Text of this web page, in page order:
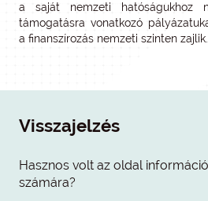
a saját nemzeti hatóságukhoz
támogatásra vonatkozó
a finanszírozás nemzeti szinten zajlik.
Visszajelzés
Hasznos volt az oldal
számára?